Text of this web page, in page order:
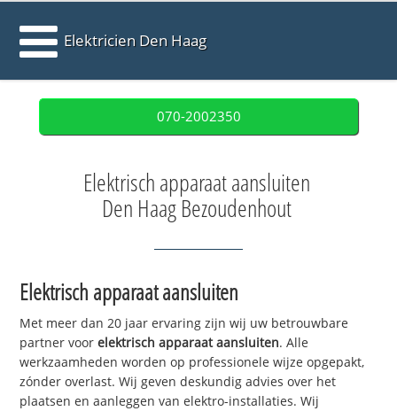
Elektricien Den Haag
070-2002350
Elektrisch apparaat aansluiten
Den Haag Bezoudenhout
Elektrisch apparaat aansluiten
Met meer dan 20 jaar ervaring zijn wij uw betrouwbare
partner voorelektrisch apparaat aansluiten. Alle
werkzaamheden worden op professionele wijze opgepakt,
zónder overlast. Wij geven deskundig advies over het
plaatsen en aanleggen van elektro-installaties. Wij